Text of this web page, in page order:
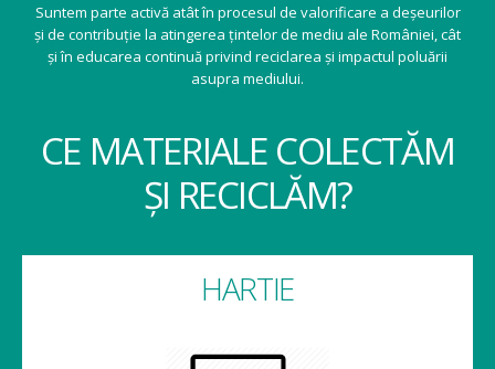
Suntem parte activă atât în procesul de valorificare a deșeurilor
și de contribuție la atingerea țintelor de mediu ale României, cât
și în educarea continuă privind reciclarea și impactul poluării
asupra mediului.
CE MATERIALE COLECTĂM
ȘI RECICLĂM?
HARTIE